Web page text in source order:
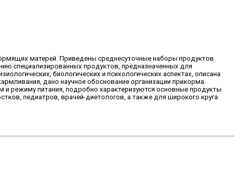
матерей. Приведены среднесуточные наборы продуктов
специализированных продуктов, предназначенных для
биологических и психологических аспектах, описана
дано научное обоснование организации прикорма.
режиму питания, подробно характеризуются основные продукты
педиатров, врачей-диетологов, а также для широкого круга